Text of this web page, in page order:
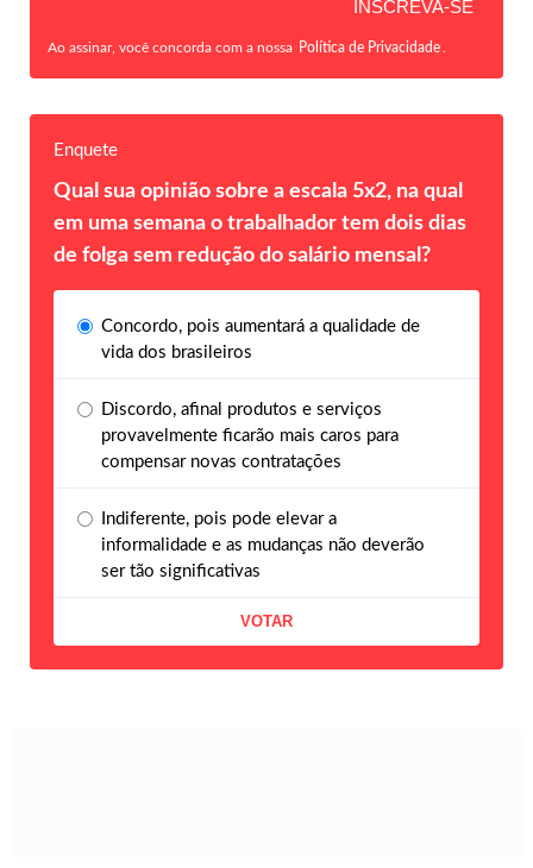
Ao assinar, você concorda com a nossa Política de Privacidade.
Enquete
Qual sua opinião sobre a escala 5x2, na qual
em uma semana o trabalhador tem dois dias
de folga sem redução do salário mensal?
Concordo, pois aumentará a qualidade de
vida dos brasileiros
Discordo, afinal produtos e serviços
provavelmente ficarão mais caros para
compensar novas contratações
Indiferente, pois pode elevar a
informalidade e as mudanças não deverão
ser tão significativas